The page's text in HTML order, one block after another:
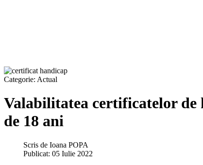
Categorie: Actual
Valabilitatea certificatelor
de 18 ani
Scris de Ioana POPA
Publicat: 05 Iulie 2022